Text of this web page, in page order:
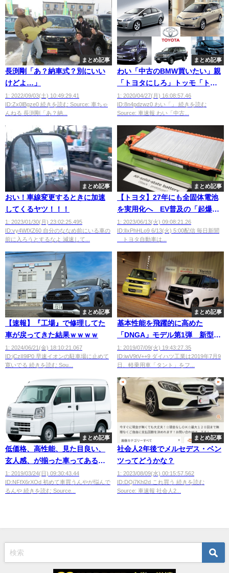
まとめ記事
長渕剛「あ？納車式？別にいい
けどよ…」
1: 2022/09/03(土) 10:49:29.41
ID:Zx0lBgze0 続きを読む Source: 車ちゃ
んねる 長渕剛「あ？納...
まとめ記事
わい「中古のBMW買いたい」親
「トヨタにしろ」トッモ「トヨ
タにしろ」親戚「トヨタにし
ろ」
1: 2020/04/27(月) 16:08:57.46
ID:8n4pdzwz0 わい「」 続きを読む
Source: 車速報 わい「中古...
まとめ記事
おい！車線変更するときに加速
してくるヤツ！！！
1: 2023/01/30(月) 23:02:25.495
ID:vy4WfXZ60 自分のななめ前にいる車の
前に入ろうとするなよ 減速して...
まとめ記事
【トヨタ】27年にも全固体電池
を実用化へ EV普及の「起爆
剤」
1: 2023/06/13(火) 09:08:21.26
ID:lIxPhHLo9 6/13(火) 5:00配信 毎日新聞
トヨタ自動車は...
まとめ記事
【速報】『工場』で修理してた
車が戻ってきた結果ｗｗｗｗ
1: 2024/06/21(金) 18:10:21.067
ID:jCzII9lP0 早速イオンの駐車場に止めて
寛いでる 続きを読む Sou...
まとめ記事
基本性能を飛躍的に高めた
「DNGA」モデル第1弾 新型
「ダイハツ・タント」発売
1: 2019/07/09(火) 19:43:27.35
ID:iwV9tV++9 ダイハツ工業は2019年7月9
日、軽乗用車「タント」をフ...
まとめ記事
低価格、高性能、見た目良い、
玄人感、が揃った車ってある
か？
1: 2019/03/24(日) 09:30:43.44
ID:NFfX6rXOd 初めて車買うんやが悩んで
るんや 続きを読む Source...
まとめ記事
社会人2年後でメルセデス・ベン
ツってどうかな？
1: 2023/08/09(水) 00:15:57.562
ID:DQi7Khl2d これ買う 続きを読む
Source: 車速報 社会人2...